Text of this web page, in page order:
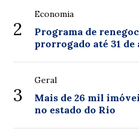
2
Economia
Programa de
prorrogado até 31 de
3
Geral
Mais de 26 mil
no estado do Rio